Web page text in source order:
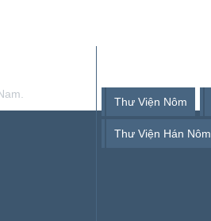
Thư Viện Nôm
Thư Viện Hán Nôm